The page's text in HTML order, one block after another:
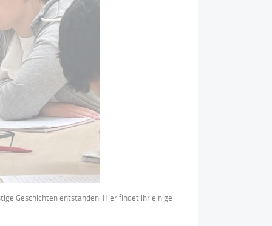
Geschichten entstanden. Hier findet ihr einige